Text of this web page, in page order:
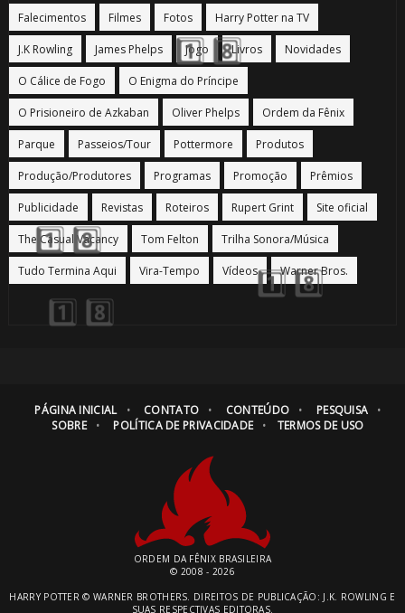
Falecimentos Filmes Fotos Harry Potter na TV
J.K Rowling James Phelps Jogo Livros Novidades
O Cálice de Fogo O Enigma do Príncipe
O Prisioneiro de Azkaban Oliver Phelps Ordem da Fênix
Parque Passeios/Tour Pottermore Produtos
Produção/Produtores Programas Promoção Prêmios
Publicidade Revistas Roteiros Rupert Grint Site oficial
The Casual Vacancy Tom Felton Trilha Sonora/Música
Tudo Termina Aqui Vira-Tempo Vídeos Warner Bros.
PÁGINA INICIAL CONTATO CONTEÚDO
PESQUISA
SOBRE
POLÍTICA DE PRIVACIDADE TERMOS DE USO
ORDEM DA FÊNIX BRASILEIRA
© 2008 - 2026
HARRY POTTER © WARNER BROTHERS. DIREITOS DE PUBLICAÇÃO: J.K. ROWLING E
SUAS RESPECTIVAS EDITORAS.